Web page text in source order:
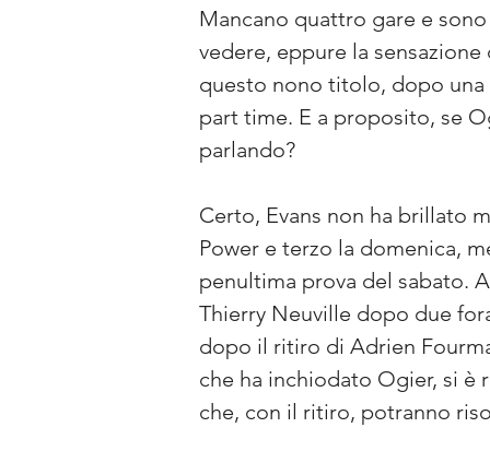
Mancano quattro gare e
vedere, eppure la
questo nono titolo, dopo
part time. E a proposito, se
parlando?
Certo, Evans non ha brillato
Power e terzo la domenica,
penultima prova del sabato.
Thierry Neuville dopo due
dopo il ritiro di Adrien
che ha inchiodato Ogier, si
che, con il ritiro, potranno